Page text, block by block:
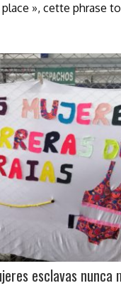
», cette phrase
esclavas nunca